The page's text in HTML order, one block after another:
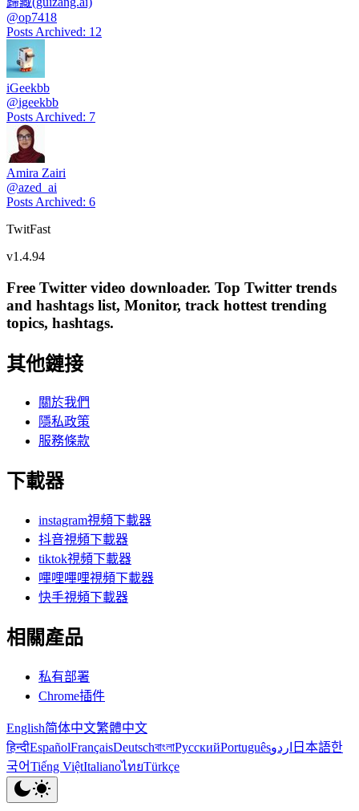
@op7418
Posts Archived: 12
iGeekbb
@igeekbb
Posts Archived: 7
Amira Zairi
@azed_ai
Posts Archived: 6
TwitFast
v1.4.94
Free Twitter video downloader. Top Twitter trends
and hashtags list, Monitor, track hottest trending
topics, hashtags.
其他鏈接
關於我們
隱私政策
服務條款
下載器
instagram視頻下載器
抖音視頻下載器
tiktok視頻下載器
嗶哩嗶哩視頻下載器
快手視頻下載器
相關產品
私有部署
Chrome插件
English简体中文繁體中文
हिन्दीEspañolFrançaisDeutschবাংলাРусскийPortuguêsاردو 日本語한
국어Tiếng ViệtItalianoไทยTürkçe